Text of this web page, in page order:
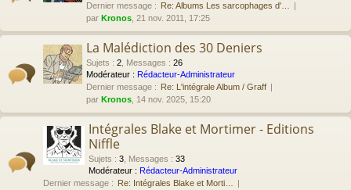
Dernier message : Re: Albums Les sarcophages d'…
par Kronos , 21 nov. 2011, 17:25
La Malédiction des 30 Deniers
Sujets : 2 Messages : 26
Modérateur : Rédacteur-Administrateur
Dernier message : Re: L'intégrale Album / Graff
par Kronos , 14 nov. 2025, 15:20
Intégrales Blake et Mortimer - Editions
Niffle
Sujets : 3 Messages : 33
Modérateur : Rédacteur-Administrateur
Dernier message : Re: Intégrales Blake et Morti…